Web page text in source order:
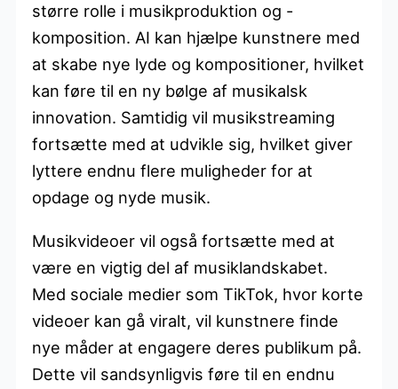
større rolle i musikproduktion og -
komposition. AI kan hjælpe kunstnere med
at skabe nye lyde og kompositioner, hvilket
kan føre til en ny bølge af musikalsk
innovation. Samtidig vil musikstreaming
fortsætte med at udvikle sig, hvilket giver
lyttere endnu flere muligheder for at
opdage og nyde musik.
Musikvideoer vil også fortsætte med at
være en vigtig del af musiklandskabet.
Med sociale medier som TikTok, hvor korte
videoer kan gå viralt, vil kunstnere finde
nye måder at engagere deres publikum på.
Dette vil sandsynligvis føre til en endnu